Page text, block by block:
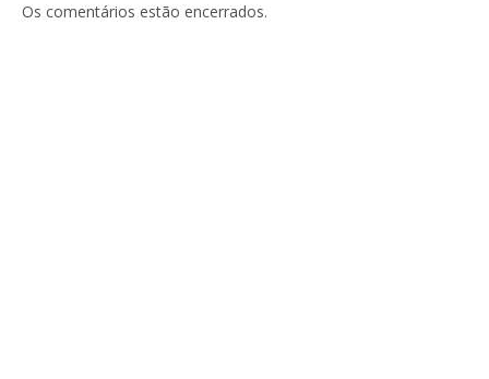
Os comentários estão encerrados.